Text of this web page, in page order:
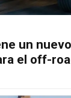
un
el off-